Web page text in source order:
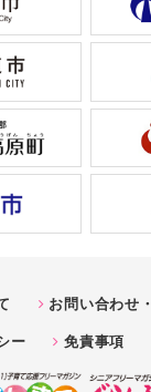
お問い合わせ
ー
免責事項